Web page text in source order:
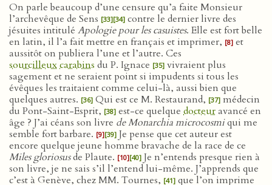
On parle beaucoup d’une censure qu’a faite Monsieur
l’archevêque de Sens [33][34] contre le dernier livre des
jésuites intitulé Apologie pour les casuistes. Elle est fort belle
en latin, il l’a fait mettre en français et imprimer, [8] et
aussitôt on publiera l’une et l’autre. Ces
sourcilleuxcarabins du P. Ignace [35] vivraient plus
sagement et ne seraient point si impudents si tous les
évêques les traitaient comme celui-là, aussi bien que
quelques autres. [36] Qui est ce M. Restaurand, [37] médecin
du Pont-Saint-Esprit, [38] est-ce quelque docteuravancé en
âge ? J’ai céans son livre de Monarchia microcosmiqui me
semble fort barbare. [9][39] Je pense que cet auteur est
encore quelque jeune homme bravache de la race de ce
Miles gloriosusde Plaute. [10][40] Je n’entends presque rien à
son livre, je ne sais s’il l’entend lui-même. J’apprends que
c’est à Genève, chez MM. Tournes, [41] que l’on imprime